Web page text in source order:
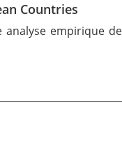
Countries
analyse empirique